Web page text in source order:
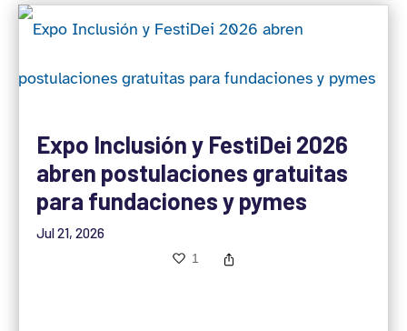
Expo Inclusión y FestiDei 2026
abren postulaciones gratuitas
para fundaciones y pymes
Jul 21, 2026
1